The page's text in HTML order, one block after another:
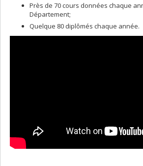
Près de 70 cours données chaque
Département;
Quelque 80 diplômés chaque année.